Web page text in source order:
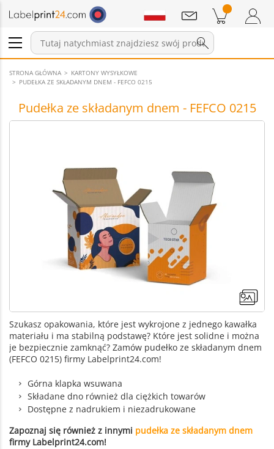
Zaloguj się / Zarejestruj
Pozycji w koszyku
Wiadomości
STRONA GŁÓWNA
KARTONY WYSYŁKOWE
PUDEŁKA ZE SKŁADANYM DNEM - FEFCO 0215
Pudełka ze składanym dnem - FEFCO 0215
Szukasz opakowania, które jest wykrojone z jednego kawałka
materiału i ma stabilną podstawę? Które jest solidne i można
je bezpiecznie zamknąć? Zamów pudełko ze składanym dnem
(FEFCO 0215) firmy Labelprint24.com!
Górna klapka wsuwana
Składane dno również dla ciężkich towarów
Dostępne z nadrukiem i niezadrukowane
Zapoznaj się również z innymi pudełka ze składanym dnem
firmy Labelprint24.com!